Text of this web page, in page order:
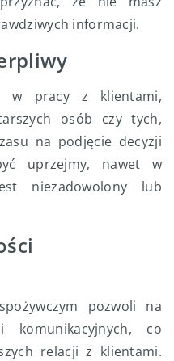
informacji.
w pracy z klientami,
osób czy tych,
na podjęcie decyzji
uprzejmy, nawet w
niezadowolony lub
pozwoli na
komunikacyjnych, co
relacji z klientami.